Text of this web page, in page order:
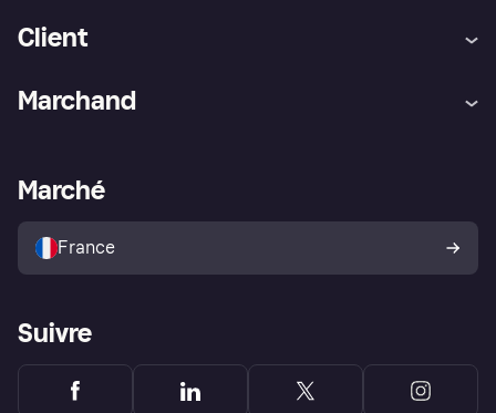
Client
Explorez les magasins
Politique de protection de
l’acheteur Klarna
Marchand
Portail Marchand
Marché
France
Suivre